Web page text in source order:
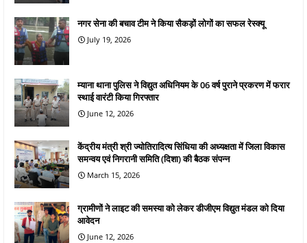
नगर सेना की बचाव टीम ने किया सैकड़ों लोगों का सफल रेस्क्यू
July 19, 2026
म्याना थाना पुलिस ने विद्युत अधिनियम के 06 वर्ष पुराने प्रकरण में फरार
स्थाई वारंटी किया गिरफ्तार
June 12, 2026
केंद्रीय मंत्री श्री ज्योतिरादित्य सिंधिया की अध्यक्षता में जिला विकास
समन्वय एवं निगरानी समिति (दिशा) की बैठक संपन्न
March 15, 2026
ग्रामीणों ने लाइट की समस्या को लेकर डीजीएम विद्युत मंडल को दिया
आवेदन
June 12, 2026